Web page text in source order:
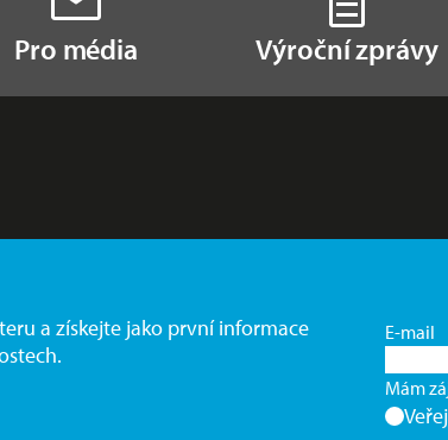
Pro média Výroční zprávy
a získejte jako první informace
E-mail
Mám